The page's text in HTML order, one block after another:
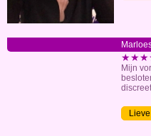
Mijn